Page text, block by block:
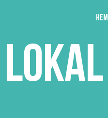
Hem